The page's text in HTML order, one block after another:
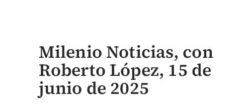
Milenio Noticias, con
Roberto López, 15 de
junio de 2025